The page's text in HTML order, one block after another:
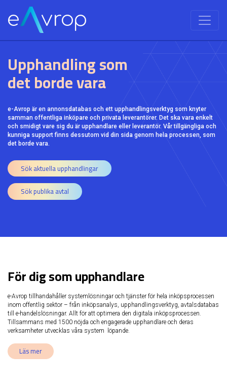
Upphandling som
det borde vara
e-Avrop är en annonsdatabas och ett upphandlingsverktyg som knyter
samman offentliga inköpare och privata leverantörer. Det ska vara enkelt
och smidigt vare sig du är upphandlare eller leverantör. Vår tillgängliga och
kunniga support finns dessutom vid din sida genom hela processen, som
det borde vara.
Sök aktuella upphandlingar
Sök publika avtal
För dig som upphandlare
e-Avrop tillhandahåller systemlösningar och tjänster för hela inköpsprocessen
inom offentlig sektor – från inköpsanalys, upphandlingsverktyg, avtalsdatabas
till e-handelslösningar. Allt för att optimera den digitala inköpsprocessen.
Tillsammans med 1500 nöjda och engagerade upphandlare och deras
verksamheter utvecklas våra system löpande.
Läs mer